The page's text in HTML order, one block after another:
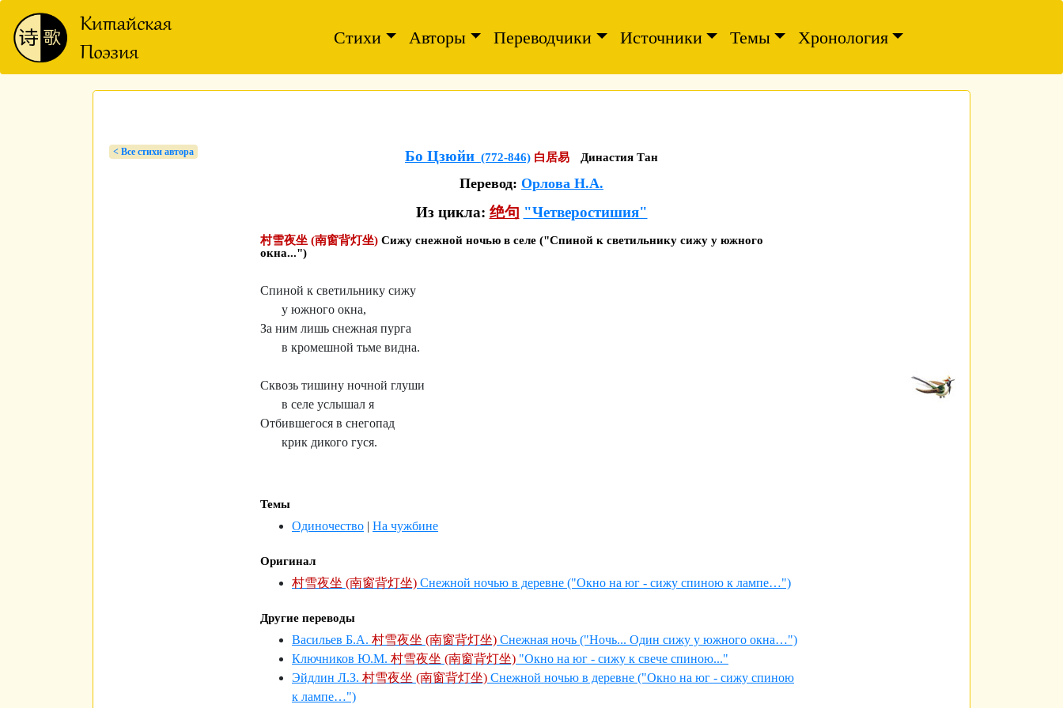
Стихи Авторы Переводчики Источники Темы Хронология
< Bсе стихи автора Бо Цзюйи (772-846) 白居易 Династия Тан
Перевод: Орлова Н.А.
Из цикла: 绝句 "Четверостишия"
村雪夜坐 (南窗背灯坐) Сижу снежной ночью в селе ("Спиной к светильнику сижу у южного
окна...")
Спиной к светильнику сижу
у южного окна,
За ним лишь снежная пурга
в кромешной тьме видна.
Сквозь тишину ночной глуши
в селе услышал я
Отбившегося в снегопад
крик дикого гуся.
Темы
Одиночество | На чужбине
Оригинал
村雪夜坐 (南窗背灯坐) Снежной ночью в деревне ("Окно на юг - сижу спиною к лампе…")
Другие переводы
Васильев Б.А. 村雪夜坐 (南窗背灯坐) Снежная ночь ("Ночь... Один сижу у южного окна…")
Ключников Ю.М. 村雪夜坐 (南窗背灯坐) "Окно на юг - сижу к свече спиною..."
Эйдлин Л.З. 村雪夜坐 (南窗背灯坐) Снежной ночью в деревне ("Окно на юг - сижу спиною
к лампе…")